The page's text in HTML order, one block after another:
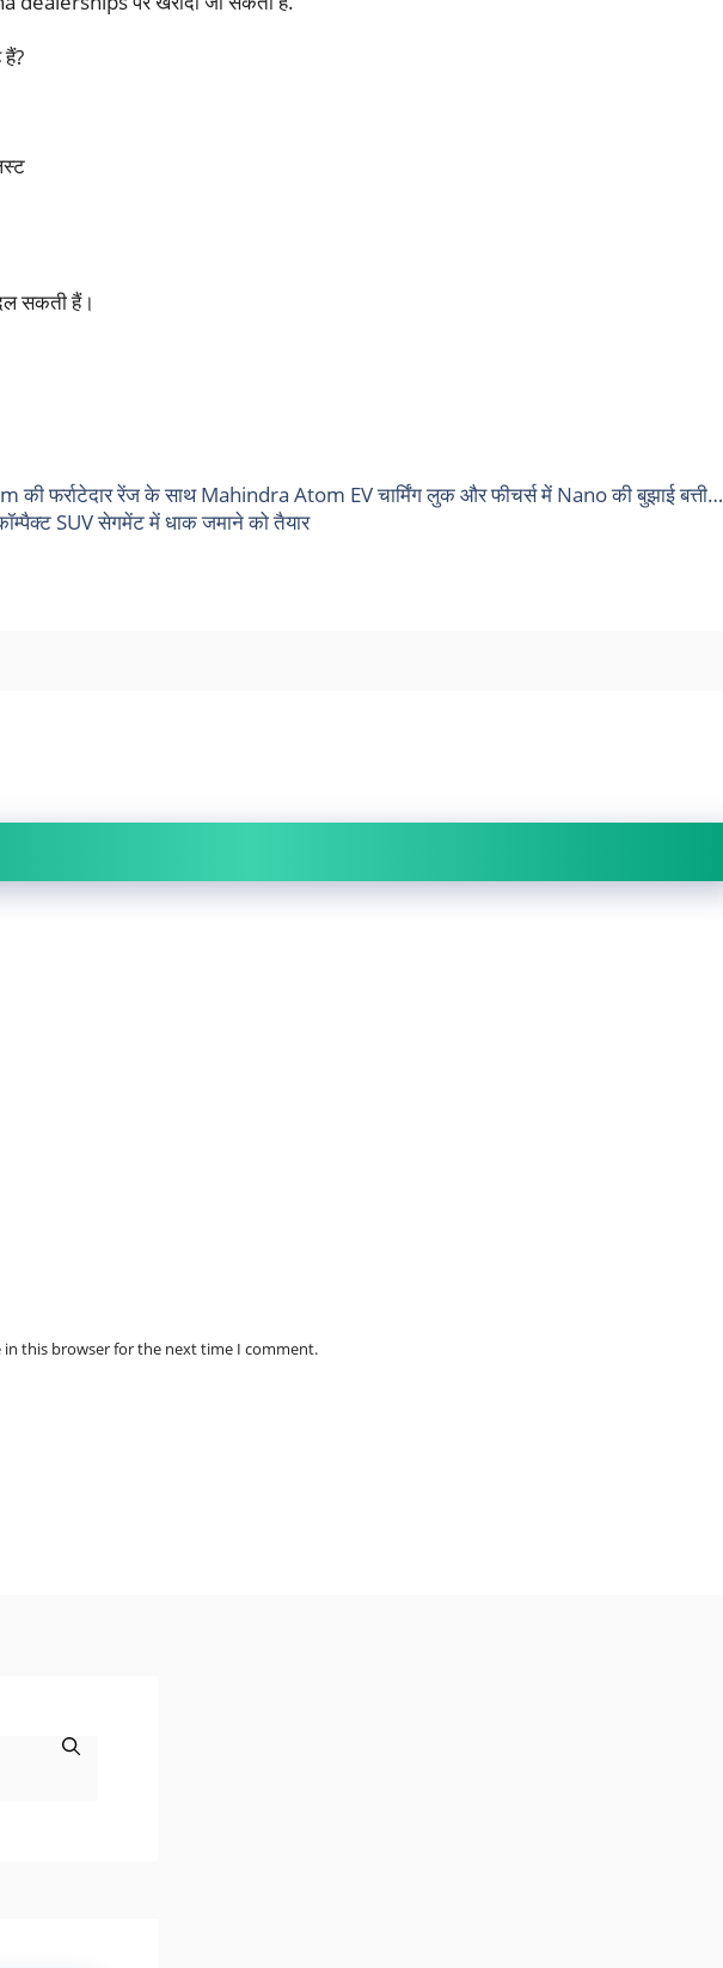
सकती हैं।
की फर्राटेदार रेंज के साथ Mahindra Atom EV चार्मिंग लुक और फीचर्स में Nano की बुझाई बत्ती…
SUV सेगमेंट में धाक जमाने को तैयार
in this browser for the next time I comment.